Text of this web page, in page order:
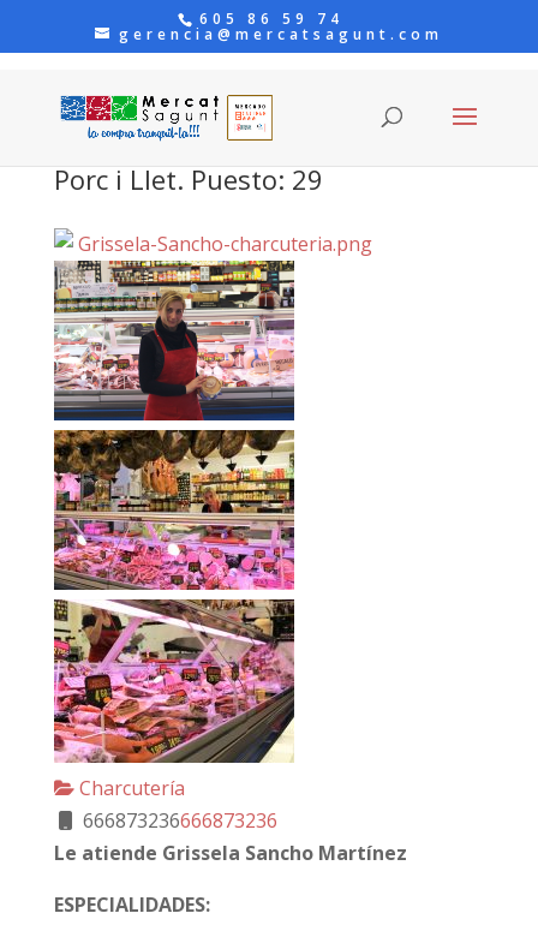
605 86 59 74
gerencia@mercatsagunt.com
Porc i Llet. Puesto: 29
Charcutería
666873236666873236
Le atiende Grissela Sancho Martínez
ESPECIALIDADES: